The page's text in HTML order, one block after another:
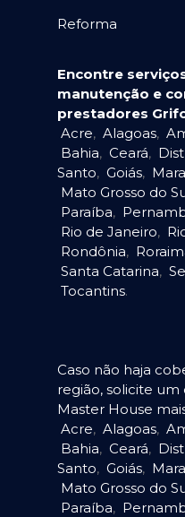
Reforma
Encontre
manutenção e
prestadores
Acre, Alagoas,
Bahia, Ceará,
Santo, Goiás,
Mato Grosso do
Paraíba,
Rio de Janeiro,
Rondônia,
Santa Catarina,
Tocantins.
Caso não haja
região, solicite
Master House
Acre, Alagoas,
Bahia, Ceará,
Santo, Goiás,
Mato Grosso do
Paraíba,